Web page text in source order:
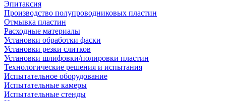
Эпитаксия
Производство полупроводниковых пластин
Отмывка пластин
Расходные материалы
Установки обработки фаски
Установки резки слитков
Установки шлифовки/полировки пластин
Технологические решения и испытания
Испытательное оборудование
Испытательные камеры
Испытательные стенды